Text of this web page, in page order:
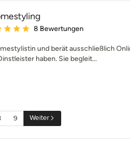
Bewertung: 5 von 5 Sternen
8 Bewertungen
und berät ausschließlich
haben. Sie begleit...
9 Weiter